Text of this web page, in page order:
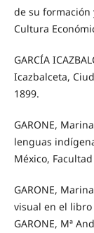
de su formación
Cultura
GARCÍA
Icazbalceta,
1899.
GARONE,
lenguas
México,
GARONE,
visual en el
GARONE, Mª